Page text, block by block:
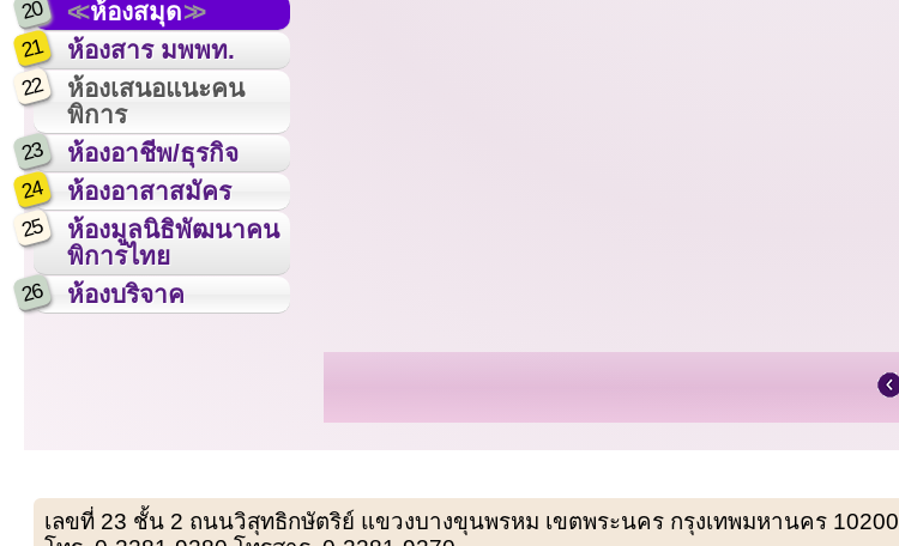
20 ห้องสมุด
21 ห้องสาร มพพท.
22
ห้องเสนอแนะคน
พิการ
23 ห้องอาชีพ/ธุรกิจ
24 ห้องอาสาสมัคร
25
ห้องมูลนิธิพัฒนาคน
พิการไทย
26 ห้องบริจาค
เลขที่ 23 ชั้น 2 ถนนวิสุทธิกษัตริย์ แขวงบางขุนพรหม เขตพระนคร กรุงเทพมหานคร 10200